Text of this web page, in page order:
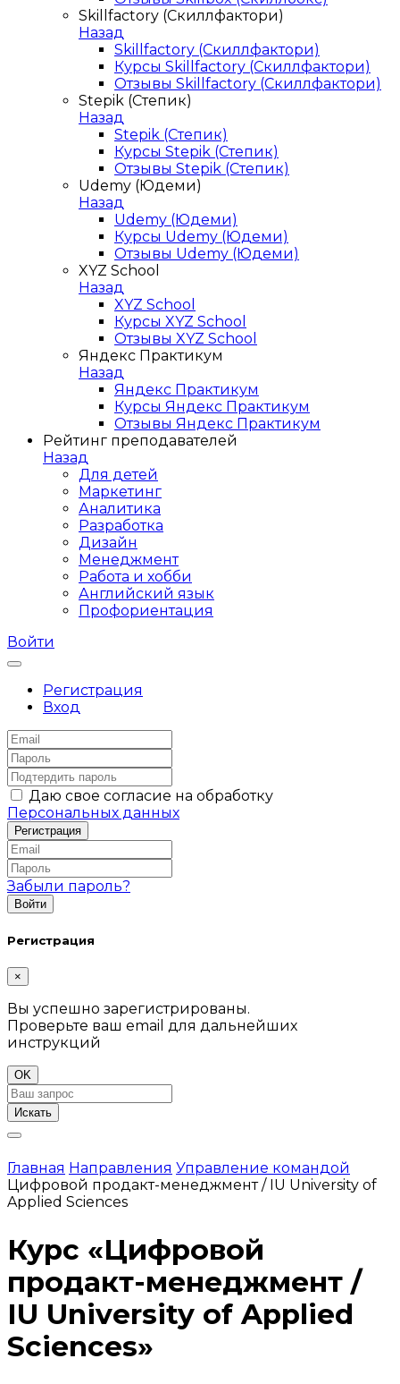
Skillfactory (Скиллфактори)
Назад
Skillfactory (Скиллфактори)
Курсы Skillfactory (Скиллфактори)
Отзывы Skillfactory (Скиллфактори)
Stepik (Степик)
Назад
Stepik (Степик)
Курсы Stepik (Степик)
Отзывы Stepik (Степик)
Udemy (Юдеми)
Назад
Udemy (Юдеми)
Курсы Udemy (Юдеми)
Отзывы Udemy (Юдеми)
XYZ School
Назад
XYZ School
Курсы XYZ School
Отзывы XYZ School
Яндекс Практикум
Назад
Яндекс Практикум
Курсы Яндекс Практикум
Отзывы Яндекс Практикум
Рейтинг преподавателей
Назад
Для детей
Маркетинг
Аналитика
Разработка
Дизайн
Менеджмент
Работа и хобби
Английский язык
Профориентация
Войти
Регистрация
Вход
Даю свое согласие на обработку
Персональных данных
Забыли пароль?
Регистрация
×
Вы успешно зарегистрированы.
Проверьте ваш email для дальнейших
инструкций
OK
Искать
Главная Направления Управление командой
Цифровой продакт-менеджмент / IU University of
Applied Sciences
Курс «Цифровой
продакт-менеджмент /
IU University of Applied
Sciences»